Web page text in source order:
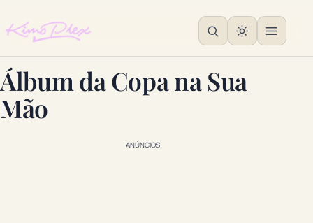
Álbum da Copa na Sua
Mão
ANÚNCIOS